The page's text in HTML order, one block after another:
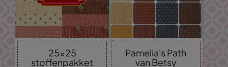
25x25
stoffenpakket
Pamelia's Path
van Betsy